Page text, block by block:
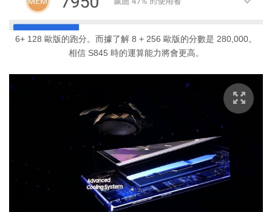
6+ 128 歐版的跑分。而據了解 8 + 256 歐版的分數是 280,000。
相信 S845 時的運算能力將會更高。